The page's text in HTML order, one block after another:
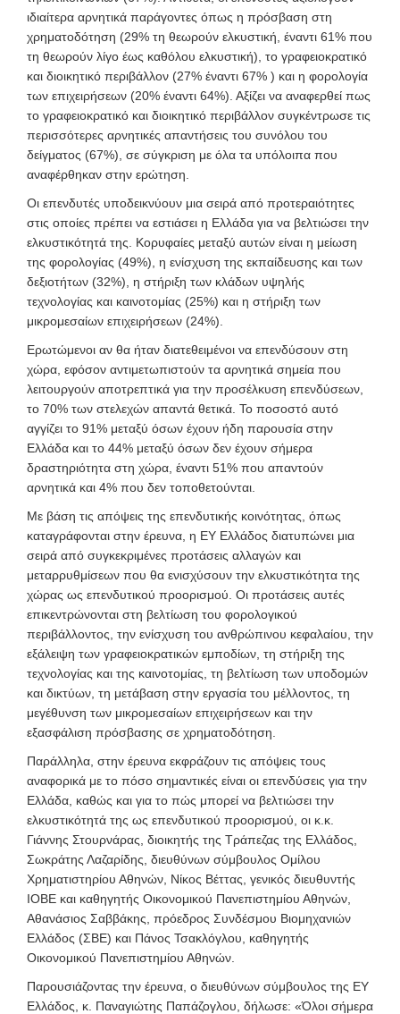
ιδιαίτερα αρνητικά παράγοντες όπως η πρόσβαση στη
χρηματοδότηση (29% τη θεωρούν ελκυστική, έναντι 61% που
τη θεωρούν λίγο έως καθόλου ελκυστική), το γραφειοκρατικό
και διοικητικό περιβάλλον (27% έναντι 67% ) και η φορολογία
των επιχειρήσεων (20% έναντι 64%). Αξίζει να αναφερθεί πως
το γραφειοκρατικό και διοικητικό περιβάλλον συγκέντρωσε τις
περισσότερες αρνητικές απαντήσεις του συνόλου του
δείγματος (67%), σε σύγκριση με όλα τα υπόλοιπα που
αναφέρθηκαν στην ερώτηση.
Οι επενδυτές υποδεικνύουν μια σειρά από προτεραιότητες
στις οποίες πρέπει να εστιάσει η Ελλάδα για να βελτιώσει την
ελκυστικότητά της. Κορυφαίες μεταξύ αυτών είναι η μείωση
της φορολογίας (49%), η ενίσχυση της εκπαίδευσης και των
δεξιοτήτων (32%), η στήριξη των κλάδων υψηλής
τεχνολογίας και καινοτομίας (25%) και η στήριξη των
μικρομεσαίων επιχειρήσεων (24%).
Ερωτώμενοι αν θα ήταν διατεθειμένοι να επενδύσουν στη
χώρα, εφόσον αντιμετωπιστούν τα αρνητικά σημεία που
λειτουργούν αποτρεπτικά για την προσέλκυση επενδύσεων,
το 70% των στελεχών απαντά θετικά. Το ποσοστό αυτό
αγγίζει το 91% μεταξύ όσων έχουν ήδη παρουσία στην
Ελλάδα και το 44% μεταξύ όσων δεν έχουν σήμερα
δραστηριότητα στη χώρα, έναντι 51% που απαντούν
αρνητικά και 4% που δεν τοποθετούνται.
Με βάση τις απόψεις της επενδυτικής κοινότητας, όπως
καταγράφονται στην έρευνα, η ΕΥ Ελλάδος διατυπώνει μια
σειρά από συγκεκριμένες προτάσεις αλλαγών και
μεταρρυθμίσεων που θα ενισχύσουν την ελκυστικότητα της
χώρας ως επενδυτικού προορισμού. Οι προτάσεις αυτές
επικεντρώνονται στη βελτίωση του φορολογικού
περιβάλλοντος, την ενίσχυση του ανθρώπινου κεφαλαίου, την
εξάλειψη των γραφειοκρατικών εμποδίων, τη στήριξη της
τεχνολογίας και της καινοτομίας, τη βελτίωση των υποδομών
και δικτύων, τη μετάβαση στην εργασία του μέλλοντος, τη
μεγέθυνση των μικρομεσαίων επιχειρήσεων και την
εξασφάλιση πρόσβασης σε χρηματοδότηση.
Παράλληλα, στην έρευνα εκφράζουν τις απόψεις τους
αναφορικά με το πόσο σημαντικές είναι οι επενδύσεις για την
Ελλάδα, καθώς και για το πώς μπορεί να βελτιώσει την
ελκυστικότητά της ως επενδυτικού προορισμού, οι κ.κ.
Γιάννης Στουρνάρας, διοικητής της Τράπεζας της Ελλάδος,
Σωκράτης Λαζαρίδης, διευθύνων σύμβουλος Ομίλου
Χρηματιστηρίου Αθηνών, Νίκος Βέττας, γενικός διευθυντής
ΙΟΒΕ και καθηγητής Οικονομικού Πανεπιστημίου Αθηνών,
Αθανάσιος Σαββάκης, πρόεδρος Συνδέσμου Βιομηχανιών
Ελλάδος (ΣΒΕ) και Πάνος Τσακλόγλου, καθηγητής
Οικονομικού Πανεπιστημίου Αθηνών.
Παρουσιάζοντας την έρευνα, ο διευθύνων σύμβουλος της ΕΥ
Ελλάδος, κ. Παναγιώτης Παπάζογλου, δήλωσε: «Όλοι σήμερα